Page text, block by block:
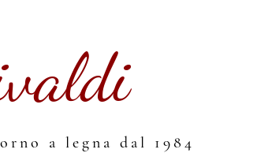
a legna dal 1984